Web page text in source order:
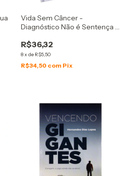
Vida Sem Câncer -
Diagnóstico Não é Sentença -
Martins
R$36,32
8x de R$5,50
R$34,50 com Pix